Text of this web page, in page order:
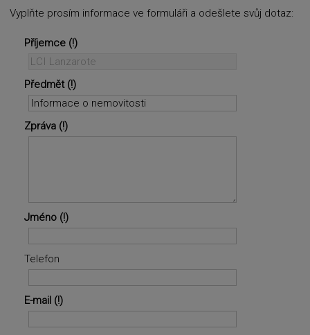
Vyplňte prosím informace ve formuláři a odešlete svůj dotaz:
Příjemce
Předmět
Zpráva
Jméno
Telefon
E-mail